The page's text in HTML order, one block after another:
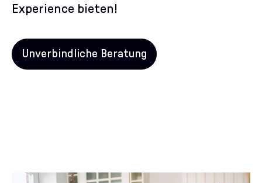
Experience bieten!
Unverbindliche Beratung